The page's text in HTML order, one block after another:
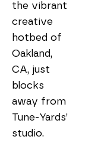
the vibrant
creative
hotbed of
Oakland,
CA, just
blocks
away from
Tune-Yards’
studio.